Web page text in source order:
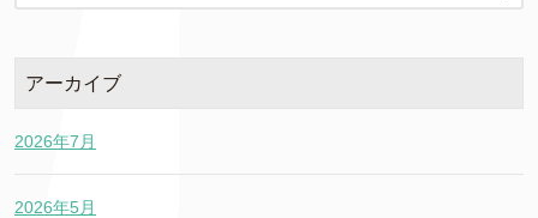
アーカイブ
2026年7月
2026年5月